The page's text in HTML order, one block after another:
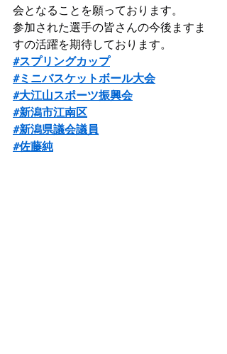
会となることを願っております。
参加された選手の皆さんの今後ますま
すの活躍を期待しております。
#スプリングカップ
#ミニバスケットボール大会
#大江山スポーツ振興会
#新潟市江南区
#新潟県議会議員
#佐藤純